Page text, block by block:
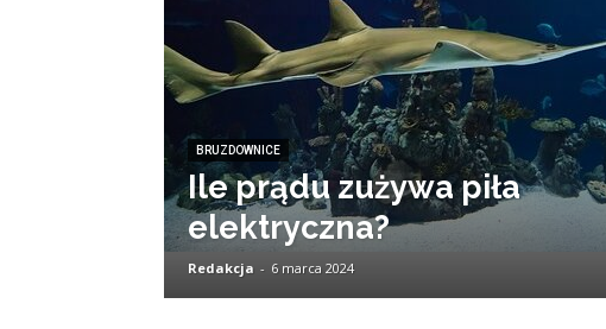
BRUZDOWNICE
Ile prądu zużywa piła
elektryczna?
Redakcja - 6 marca 2024